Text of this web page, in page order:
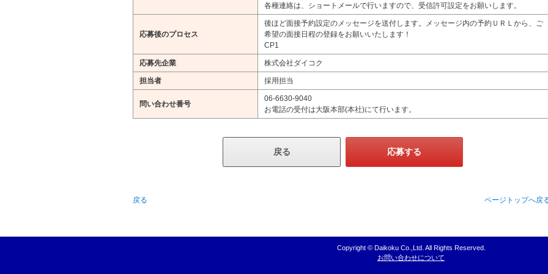
各種連絡は、ショートメールで行いますので、受信許可設定をお願いします。
応募後のプロセス
後ほど面接予約設定のメッセージを送付します。メッセージ内の予約ＵＲＬから、ご
希望の面接日程の登録をお願いいたします！
CP1
応募先企業 株式会社ダイコク
担当者 採用担当
問い合わせ番号
06-6630-9040
お電話の受付は大阪本部(本社)にて行います。
戻る 応募する
戻る ページトップへ戻
Copyright © Daikoku Co.,Ltd. All Rights Reserved.
お問い合わせについて